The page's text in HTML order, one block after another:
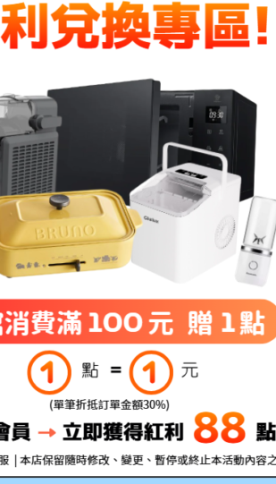
描述 評價 (0)